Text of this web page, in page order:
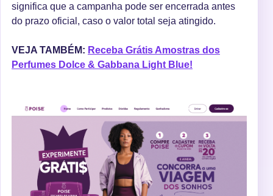
significa que a campanha pode ser encerrada antes
do prazo oficial, caso o valor total seja atingido.
VEJA TAMBÉM: Receba Grátis Amostras dos
Perfumes Dolce & Gabbana Light Blue!